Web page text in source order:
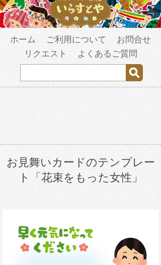
ホーム ご利用について
お問合せ
リクエスト
よくあるご質問
お見舞いカードのテンプレー
ト「花束をもった女性」